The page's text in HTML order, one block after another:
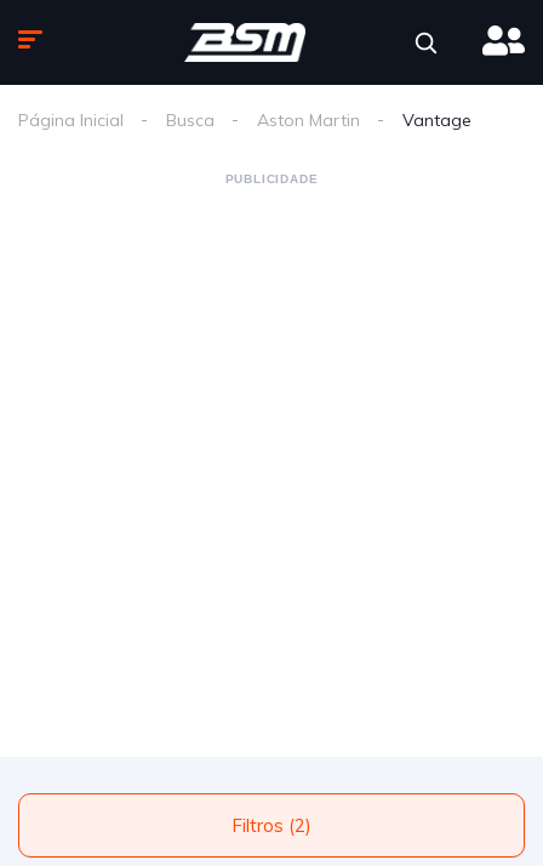
Página Inicial Busca Aston Martin Vantage
PUBLICIDADE
Filtros (2)